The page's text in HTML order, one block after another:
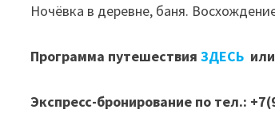
Ночёвка в деревне, баня.
Программа путешествияЗДЕСЬ или
Экспресс-бронирование по тел.: